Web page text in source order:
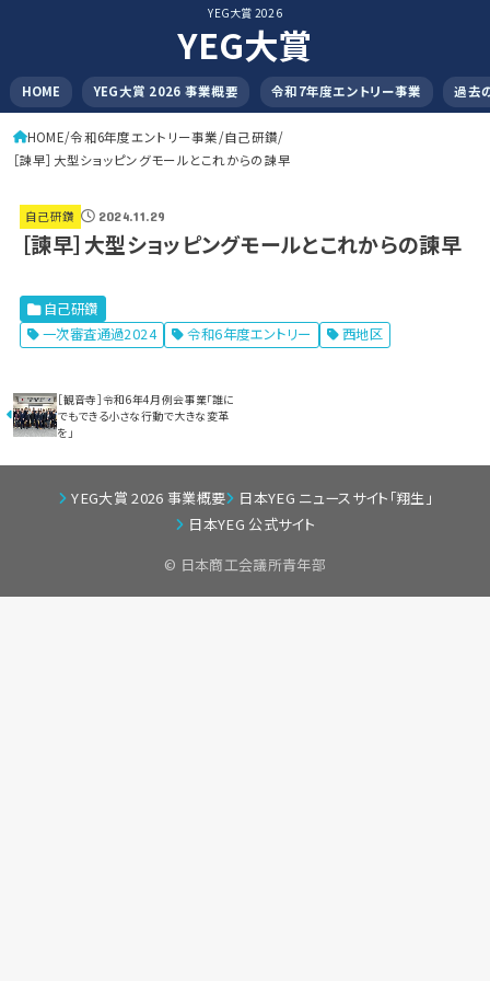
YEG大賞 2026
YEG大賞
HOME YEG大賞 2026 事業概要 令和7年度エントリー事業 過去
HOME 令和6年度エントリー事業 自己研鑽
［諫早］大型ショッピングモールとこれからの諫早
自己研鑽 2024.11.29
［諫早］大型ショッピングモールとこれからの諫早
自己研鑽
一次審査通過2024
令和6年度エントリー 西地区
［観音寺］令和6年4月例会事業「誰に
でもできる小さな行動で大きな変革
を」
YEG大賞 2026 事業概要
日本YEG ニュースサイト「翔生」
日本YEG 公式サイト
© 日本商工会議所青年部